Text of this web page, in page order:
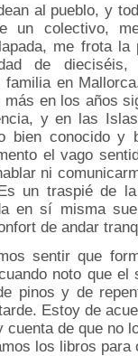
al pueblo, y
un colectivo,
me frota
de dieciséis,
familia en
más en los años
y en las
bien conocido y
el vago
ni
un traspié de
en sí misma
de andar
sentir que
noto que
pinos y de
Estoy de
cuenta de que no
los libros para